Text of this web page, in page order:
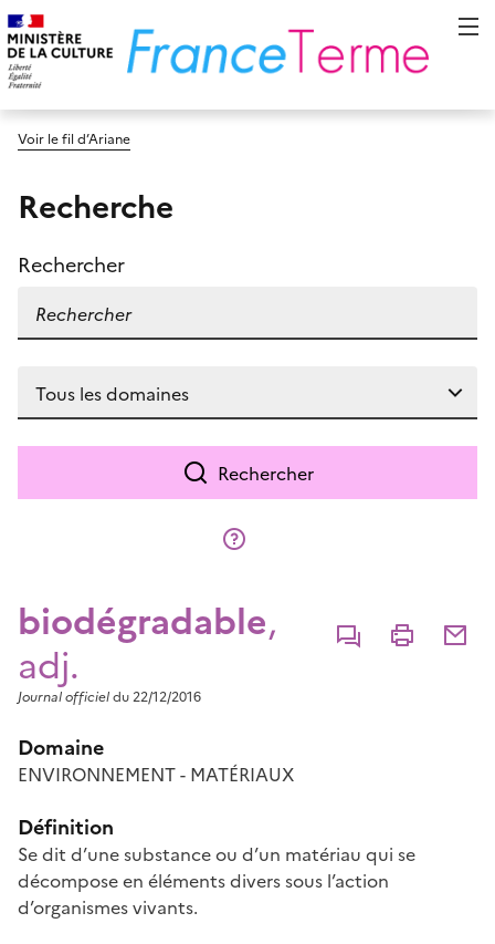
Voir le fil d’Ariane
Recherche
Rechercher
Rechercher
biodégradable,
adj.
CommenterImprimer
Journal officieldu 22/12/2016
Domaine
ENVIRONNEMENT - MATÉRIAUX
Définition
Se dit d’une substance ou d’un matériau qui se
décompose en éléments divers sous l’action
d’organismes vivants.